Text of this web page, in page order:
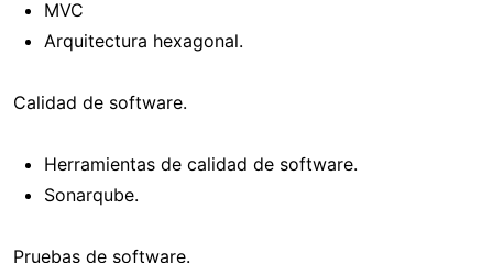
MVC
Arquitectura hexagonal.
Calidad de software.
Herramientas de calidad de software.
Sonarqube.
Pruebas de software.